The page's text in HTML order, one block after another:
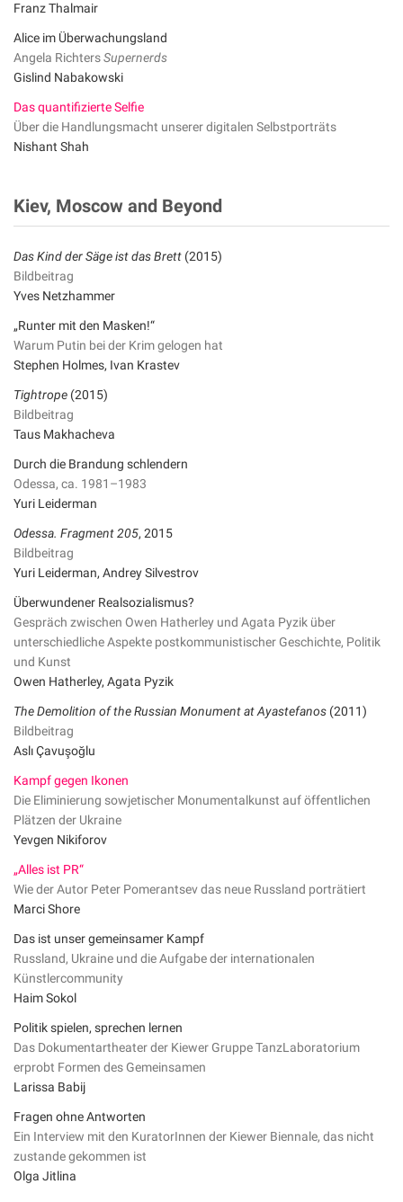
Franz Thalmair
Alice im Überwachungsland
Angela RichtersSupernerds
Gislind Nabakowski
Das quantifizierte Selfie
Über die Handlungsmacht unserer digitalen Selbstporträts
Nishant Shah
Kiev, Moscow and Beyond
Das Kind der Säge ist das Brett (2015)
Bildbeitrag
Yves Netzhammer
„Runter mit den Masken!“
Warum Putin bei der Krim gelogen hat
Stephen Holmes, Ivan Krastev
Tightrope (2015)
Bildbeitrag
Taus Makhacheva
Durch die Brandung schlendern
Odessa, ca. 1981–1983
Yuri Leiderman
Odessa. Fragment 205, 2015
Bildbeitrag
Yuri Leiderman, Andrey Silvestrov
Überwundener Realsozialismus?
Gespräch zwischen Owen Hatherley und Agata Pyzik über
unterschiedliche Aspekte postkommunistischer Geschichte, Politik
und Kunst
Owen Hatherley, Agata Pyzik
The Demolition of the Russian Monument at Ayastefanos (2011)
Bildbeitrag
Aslı Çavuşoğlu
Kampf gegen Ikonen
Die Eliminierung sowjetischer Monumentalkunst auf öffentlichen
Plätzen der Ukraine
Yevgen Nikiforov
„Alles ist PR“
Wie der Autor Peter Pomerantsev das neue Russland porträtiert
Marci Shore
Das ist unser gemeinsamer Kampf
Russland, Ukraine und die Aufgabe der internationalen
Künstlercommunity
Haim Sokol
Politik spielen, sprechen lernen
Das Dokumentartheater der Kiewer Gruppe TanzLaboratorium
erprobt Formen des Gemeinsamen
Larissa Babij
Fragen ohne Antworten
Ein Interview mit den KuratorInnen der Kiewer Biennale, das nicht
zustande gekommen ist
Olga Jitlina